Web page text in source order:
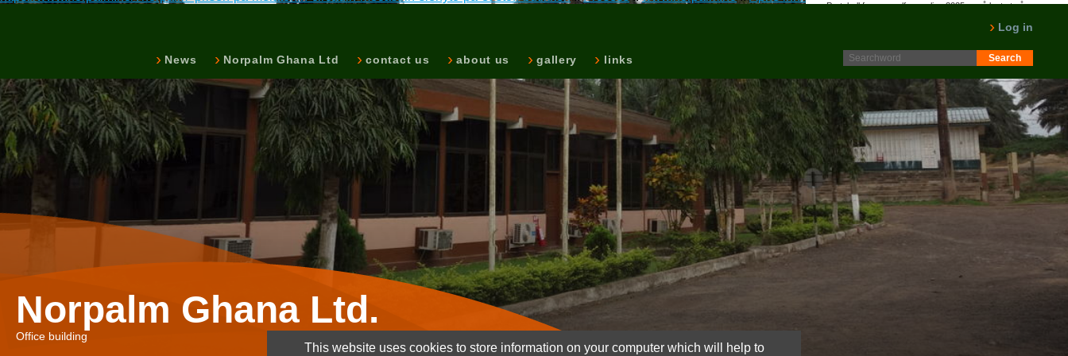
News Norpalm Ghana Ltd contact us about us gallery links
Log in
Protokoll fra generalforsamling 2025 er nå lagt ut på
Norpalm Ghana Ltd.
Office building
This website uses cookies to store information on your computer which will help to